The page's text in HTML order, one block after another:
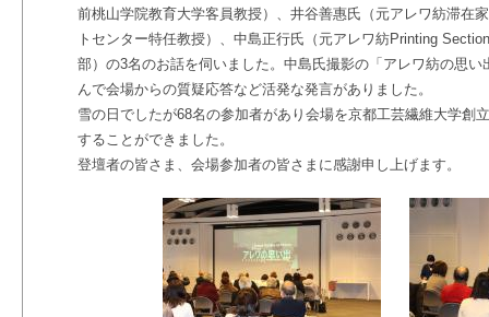
前桃山学院教育大学客員教授）、井谷善惠氏（元アレワ紡滞在
トセンター特任教授）、中島正行氏（元アレワ紡Printing
部）の3名のお話を伺いました。中島氏撮影の「アレワ紡の思
んで会場からの質疑応答など活発な発言がありました。
雪の日でしたが68名の参加者があり会場を京都工芸繊維大学創
することができました。
登壇者の皆さま、会場参加者の皆さまに感謝申し上げます。